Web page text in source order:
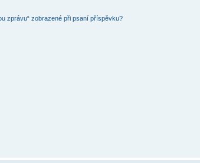
zprávu“ zobrazené při psaní příspěvku?